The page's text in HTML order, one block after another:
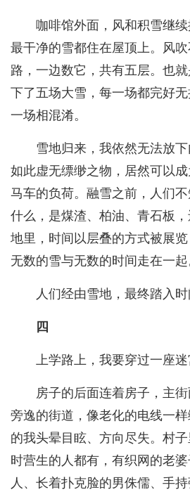
咖啡馆外面，风和积雪继续
最干净的雪都住在屋顶上。风
路，一边数它，共有五层。也
下了五场大雪，每一场都完好
一场相混淆。
雪地归来，我依然无法放下
如此虚无缥缈之物，居然可以
马车的负荷。融雪之前，人们
什么，是煤渣、柏油、青石板
地里，时间以层叠的方式被展览
无数的雪与无数的时间走在一起
人们经由雪地，最终踏入时
四
上学路上，我要穿过一座迷
房子的后面连着房子，主街
旁逸的街道，像老化的电线一
的我头晕目眩、方向尽失。村
时营生的人都有，有织网的老
人、长着扑克脸的男侏儒、手